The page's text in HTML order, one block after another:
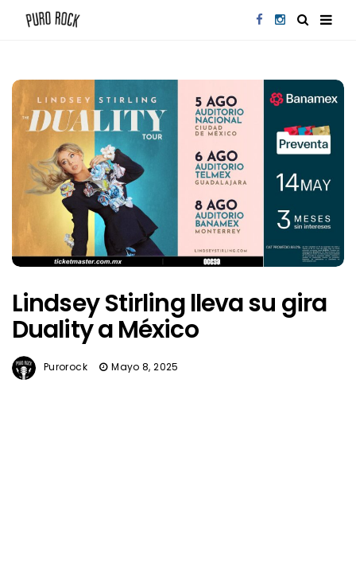
Lindsey Stirling lleva su gira
Duality a México
Purorock Mayo 8, 2025